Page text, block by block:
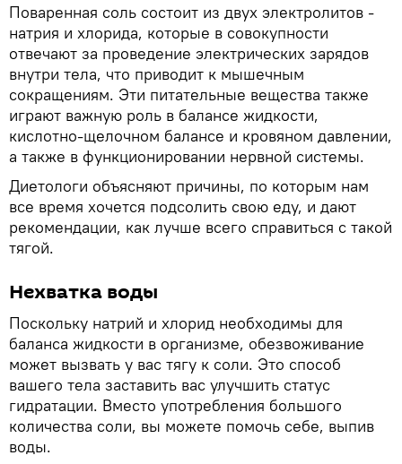
Поваренная соль состоит из двух электролитов -
натрия и хлорида, которые в совокупности
отвечают за проведение электрических зарядов
внутри тела, что приводит к мышечным
сокращениям. Эти питательные вещества также
играют важную роль в балансе жидкости,
кислотно-щелочном балансе и кровяном давлении,
а также в функционировании нервной системы.
Диетологи объясняют причины, по которым нам
все время хочется подсолить свою еду, и дают
рекомендации, как лучше всего справиться с такой
тягой.
Нехватка воды
Поскольку натрий и хлорид необходимы для
баланса жидкости в организме, обезвоживание
может вызвать у вас тягу к соли. Это способ
вашего тела заставить вас улучшить статус
гидратации. Вместо употребления большого
количества соли, вы можете помочь себе, выпив
воды.